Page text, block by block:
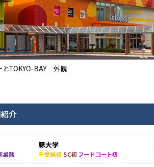
とTOKYO-BAY 外観
介
業態
豚大学
千葉県初 SC初 フードコート初